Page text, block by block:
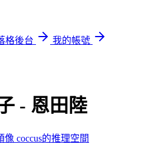
格後台
我的帳號
- 恩田陸
coccus的推理空間